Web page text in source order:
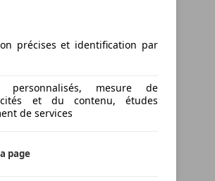
précises et identification par
mesure de
et du contenu, études
de services
page